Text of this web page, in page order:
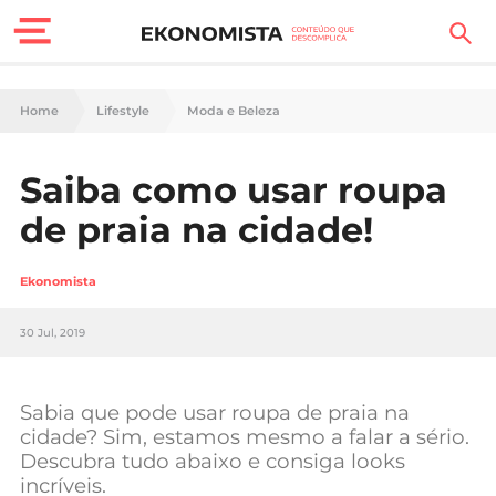
Finanças Pessoais
Carreira
Casa
Tecnologia
Negócios
Home Lifestyle Moda e Beleza
Saiba como usar roupa
de praia na cidade!
Ekonomista
30 Jul, 2019
Sabia que pode usar roupa de praia na
cidade? Sim, estamos mesmo a falar a sério.
Descubra tudo abaixo e consiga looks
incríveis.